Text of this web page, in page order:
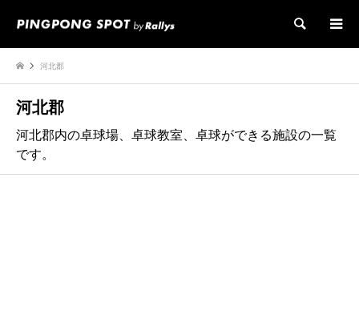
検索
河北郡
河北郡
河北郡内の卓球場、卓球教室、卓球ができる施設の一覧
です。